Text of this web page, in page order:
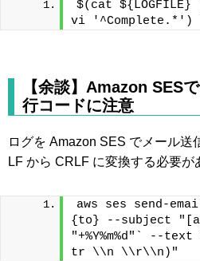
$(cat
vi '^Complete.*')
【余談】Amazon SES
行コードに注意
ログを Amazon SES でメール送
LF から CRLF に変換する必要が
aws ses send-
{to} --subject
"+%Y%m%d"` --
tr \\n \\r\\n)"